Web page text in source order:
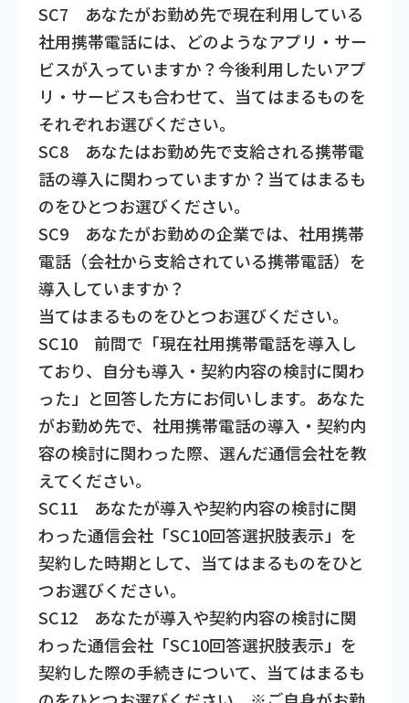
SC7 あなたがお勤め先で現在利用している
社用携帯電話には、どのようなアプリ・サー
ビスが入っていますか？今後利用したいアプ
リ・サービスも合わせて、当てはまるものを
それぞれお選びください。
SC8 あなたはお勤め先で支給される携帯電
話の導入に関わっていますか？当てはまるも
のをひとつお選びください。
SC9 あなたがお勤めの企業では、社用携帯
電話（会社から支給されている携帯電話）を
導入していますか？
当てはまるものをひとつお選びください。
SC10 前問で「現在社用携帯電話を導入し
ており、自分も導入・契約内容の検討に関わ
った」と回答した方にお伺いします。あなた
がお勤め先で、社用携帯電話の導入・契約内
容の検討に関わった際、選んだ通信会社を教
えてください。
SC11 あなたが導入や契約内容の検討に関
わった通信会社「SC10回答選択肢表示」を
契約した時期として、当てはまるものをひと
つお選びください。
SC12 あなたが導入や契約内容の検討に関
わった通信会社「SC10回答選択肢表示」を
契約した際の手続きについて、当てはまるも